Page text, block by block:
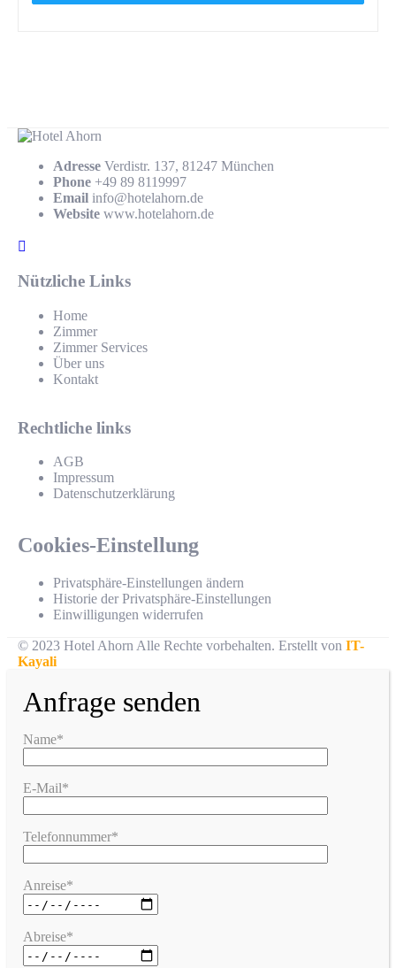
Adresse Verdistr. 137, 81247 München
Phone +49 89 8119997
Email info@hotelahorn.de
Website www.hotelahorn.de
Nützliche Links
Home
Zimmer
Zimmer Services
Über uns
Kontakt
Rechtliche links
AGB
Impressum
Datenschutzerklärung
Cookies-Einstellung
Privatsphäre-Einstellungen ändern
Historie der Privatsphäre-Einstellungen
Einwilligungen widerrufen
© 2023 Hotel Ahorn Alle Rechte vorbehalten. Erstellt von IT-
Kayali
Anfrage senden
Name*
E-Mail*
Telefonnummer*
Anreise*
Abreise*